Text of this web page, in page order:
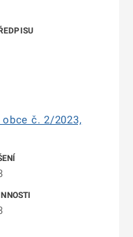
obce č. 2/2023,